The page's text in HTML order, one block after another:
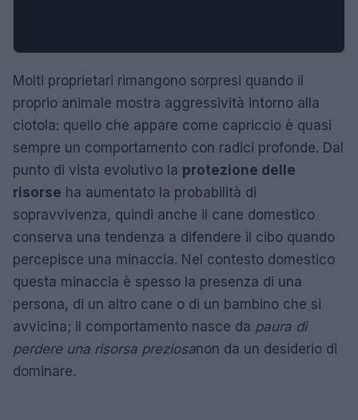
Molti proprietari rimangono sorpresi quando il
proprio animale mostra aggressività intorno alla
ciotola: quello che appare come capriccio è quasi
sempre un comportamento con radici profonde. Dal
punto di vista evolutivo la protezione delle
risorse ha aumentato la probabilità di
sopravvivenza, quindi anche il cane domestico
conserva una tendenza a difendere il cibo quando
percepisce una minaccia. Nel contesto domestico
questa minaccia è spesso la presenza di una
persona, di un altro cane o di un bambino che si
avvicina; il comportamento nasce da paura di
perdere una risorsa preziosanon da un desiderio di
dominare.